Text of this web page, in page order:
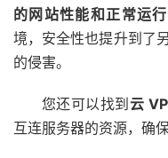
的网站性能和正常运
境，安全性也提升到了
的侵害。
您还可以找到云
互连服务器的资源，确